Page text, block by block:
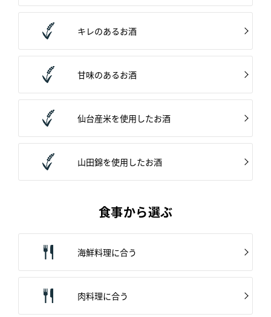
キレのあるお酒
甘味のあるお酒
仙台産米を使用したお酒
山田錦を使用したお酒
食事から選ぶ
海鮮料理に合う
肉料理に合う